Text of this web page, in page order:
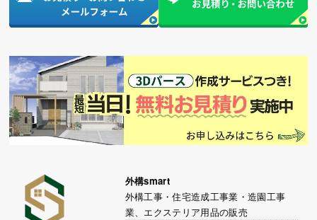
外構smart
外構工事・住宅造成工事業・造園工事
業、エクステリア用品の販売